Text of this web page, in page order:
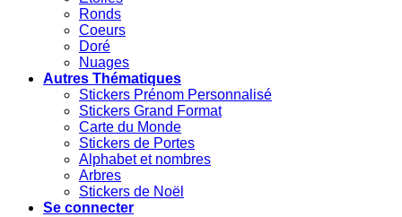
Ronds
Coeurs
Doré
Nuages
Autres Thématiques
Stickers Prénom Personnalisé
Stickers Grand Format
Carte du Monde
Stickers de Portes
Alphabet et nombres
Arbres
Stickers de Noël
Se connecter